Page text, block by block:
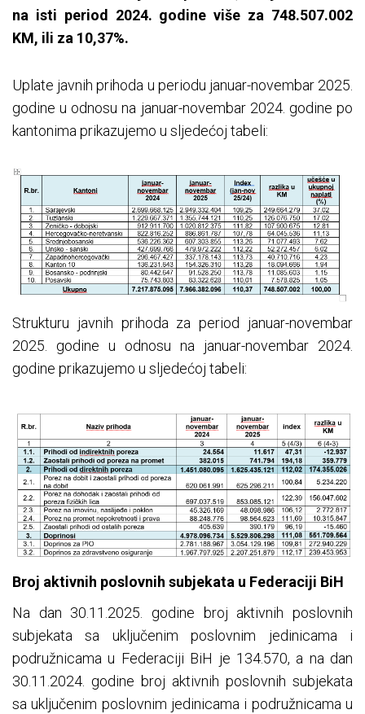
na isti period 2024. godine više za 748.507.002
KM, ili za 10,37%.
Uplate javnih prihoda u periodu januar-novembar 2025.
godine u odnosu na januar-novembar 2024. godine po
kantonima prikazujemo u sljedećoj tabeli:
Strukturu javnih prihoda za period januar-novembar
2025. godine u odnosu na januar-novembar 2024.
godine prikazujemo u sljedećoj tabeli:
Broj aktivnih poslovnih subjekata u Federaciji BiH
Na dan 30.11.2025. godine broj aktivnih poslovnih
subjekata sa uključenim poslovnim jedinicama i
podružnicama u Federaciji BiH je 134.570, a na dan
30.11.2024. godine broj aktivnih poslovnih subjekata
sa uključenim poslovnim jedinicama i podružnicama u